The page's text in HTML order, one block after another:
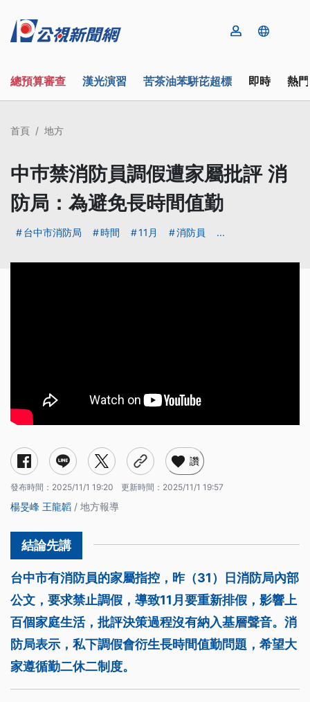
總預算審查 漢光演習 苦茶油苯駢芘超標 即時 熱
首頁 地方
中巿禁消防員調假遭家屬批評 消
防局：為避免長時間值勤
台中市消防局 時間 11月 消防員 ...
讚
發布時間： 2025/11/1 19:20 更新時間： 2025/11/1 19:57
楊旻峰 王龍韜 / 地方報導
台中市有消防員的家屬指控，昨（31）日消防局內部
公文，要求禁止調假，導致11月要重新排假，影響上
百個家庭生活，批評決策過程沒有納入基層聲音。消
防局表示，私下調假會衍生長時間值勤問題，希望大
家遵循勤二休二制度。